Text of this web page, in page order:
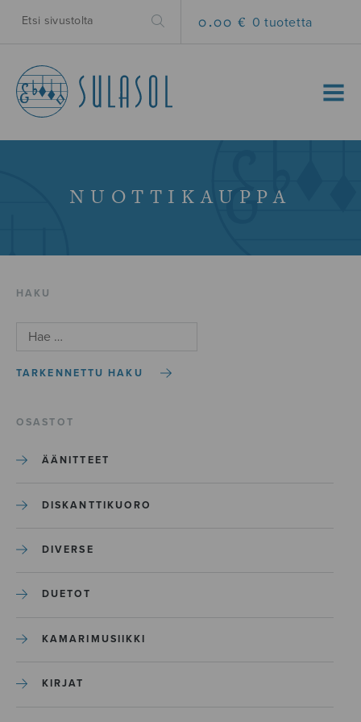
0.00 € 0 tuotetta
MENU
NUOTTIKAUPPA
HAKU
TARKENNETTU HAKU
OSASTOT
ÄÄNITTEET
DISKANTTIKUORO
DIVERSE
DUETOT
KAMARIMUSIIKKI
KIRJAT